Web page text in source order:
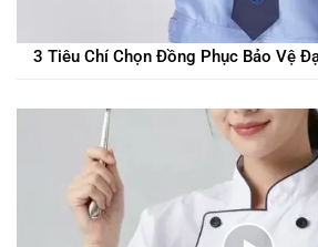
3 Tiêu Chí Chọn Đồng Phục Bảo Vệ